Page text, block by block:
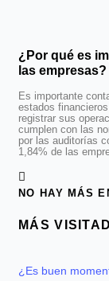
MÁS
¿Es buen
¿Por qué es
las empresas?
Es importante
estados
registrar sus
cumplen con las
por las auditorías
1,84% de las
NO HAY MÁS